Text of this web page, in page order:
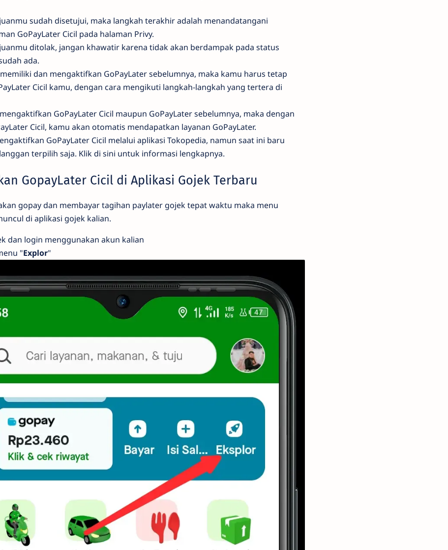
sudah disetujui, maka langkah terakhir adalah menandatangani
GoPayLater Cicil pada halaman Privy.
ditolak, jangan khawatir karena tidak akan berdampak pada status
ada.
memiliki dan mengaktifkan GoPayLater sebelumnya, maka kamu harus tetap
Cicil kamu, dengan cara mengikuti langkah-langkah yang tertera di
GoPayLater Cicil maupun GoPayLater sebelumnya, maka dengan
Cicil, kamu akan otomatis mendapatkan layanan GoPayLater.
GoPayLater Cicil melalui aplikasi Tokopedia, namun saat ini baru
terpilih saja. Klik di sini untuk informasi lengkapnya.
GopayLater Cicil di Aplikasi Gojek Terbaru
gopay dan membayar tagihan paylater gojek tepat waktu maka menu
di aplikasi gojek kalian.
dan login menggunakan akun kalian
"Explor"